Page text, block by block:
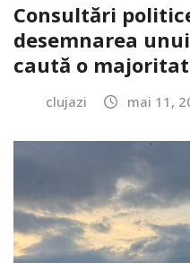
Consultări
desemnarea
caută o
clujazi mai 11,